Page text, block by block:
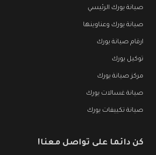
صيانة يورك الرئيسي
صيانة يورك وعناوينها
ارقام صيانة يورك
توكيل يورك
مركز صيانة يورك
صيانة غسالات يورك
صيانة تكييفات يورك
كن دائما على تواصل معنا!